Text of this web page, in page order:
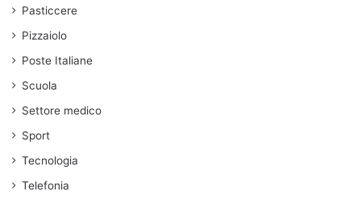
Pasticcere
Pizzaiolo
Poste Italiane
Scuola
Settore medico
Sport
Tecnologia
Telefonia